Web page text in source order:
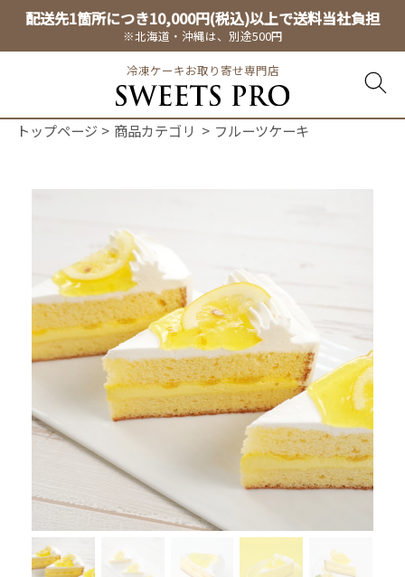
配送先1箇所につき10,000円(税込)以上で送料当社負担
※北海道・沖縄は、別途500円
冷凍ケーキお取り寄せ専門店
トップページ 商品カテゴリ フルーツケーキ